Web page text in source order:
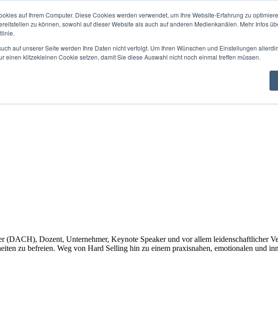
auf Ihrem Computer. Diese Cookies werden verwendet, um Ihre Website-Erfahrung zu
zu können, sowohl auf dieser Website als auch auf anderen Medienkanälen. Mehr Infos
auf unserer Seite werden Ihre Daten nicht verfolgt. Um Ihren Wünschen und Einstellungen
einen klitzekleinen Cookie setzen, damit Sie diese Auswahl nicht noch einmal treffen müssen.
(DACH), Dozent, Unternehmer, Keynote Speaker und vor allem leidenschaftlicher
zu befreien. Weg von Hard Selling hin zu einem praxisnahen, emotionalen und